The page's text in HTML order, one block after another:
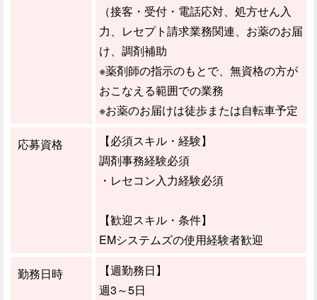
（接客・受付・電話応対、処方せん入
力、レセプト請求業務関連、お薬のお届
け、調剤補助
※薬剤師の指示のもとで、無資格の方が
おこなえる範囲での業務
※お薬のお届けは徒歩または自転車予定
応募資格
【必須スキル・経験】
調剤事務経験必須
・レセコン入力経験必須
【歓迎スキル・条件】
EMシステムズの使用経験者歓迎
勤務日時
【週勤務日】
週3～5日